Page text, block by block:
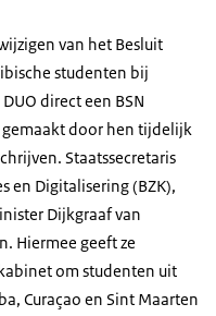
van het Besluit
studenten bij
direct een BSN
door hen tijdelijk
Staatssecretaris
en Digitalisering (BZK),
Dijkgraaf van
Hiermee geeft ze
om studenten uit
Curaçao en Sint Maarten